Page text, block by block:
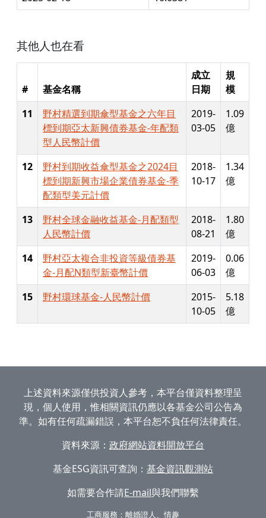
其他人也在看
# 基金名稱
成立
日期
規
模
11
野村精選到期傘型基金之六年目
標到期亞太新興債券基金-年配類
型人民幣計價
2019-
03-05
1.09
億
12
野村到期收益傘型基金之2024目
標到期新興市場企業債券基金-季
配類型美元計價
2018-
10-17
1.34
億
13
野村全球金融收益基金-月配類型
人民幣計價
2018-
08-21
1.80
億
14
野村亞太複合非投資等級債券基
金-月配N類型新臺幣計價
2019-
06-03
0.06
億
15
野村環球基金-人民幣計價
2015-
10-05
5.18
億
上述資料來源僅供投資人參考，本平台僅資料整理呈
現，個人使用，惟相關資訊仍應以各基金公司公告為
準。如有任何疏漏錯誤，本平台恕不負任何法律責任。
資料來源： 政府網站資料開放平台
基金ESG資訊可查詢： 基金資訊觀測站
如需要合作請E-mail與我們聯繫
工商服務： 離婚證人、 情趣